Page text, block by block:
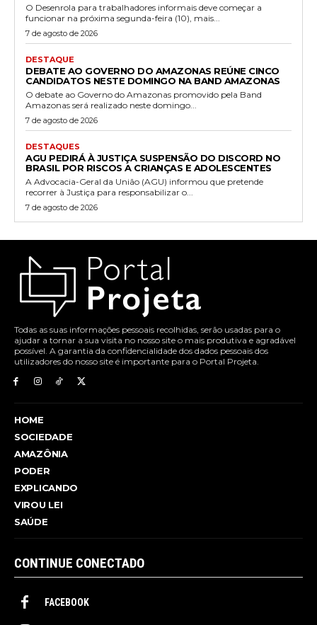
O Desenrola para trabalhadores informais deve começar a
funcionar na próxima segunda-feira (10), mais...
7 de agosto de 2026
DESTAQUE
DEBATE AO GOVERNO DO AMAZONAS REÚNE CINCO
CANDIDATOS NESTE DOMINGO NA BAND AMAZONAS
O debate ao Governo do Amazonas promovido pela Band
Amazonas será realizado neste domingo...
7 de agosto de 2026
DESTAQUES
AGU PEDIRÁ À JUSTIÇA SUSPENSÃO DO DISCORD NO
BRASIL POR RISCOS A CRIANÇAS E ADOLESCENTES
A Advocacia-Geral da União (AGU) informou que pretende
recorrer à Justiça para responsabilizar o...
7 de agosto de 2026
Todas as suas informações pessoais recolhidas, serão usadas para o
ajudar a tornar a sua visita no nosso site o mais produtiva e agradável
possível. A garantia da confidencialidade dos dados pessoais dos
utilizadores do nosso site é importante para o Portal Projeta.
HOME
SOCIEDADE
AMAZÔNIA
PODER
EXPLICANDO
VIROU LEI
SAÚDE
CONTINUE CONECTADO
FACEBOOK